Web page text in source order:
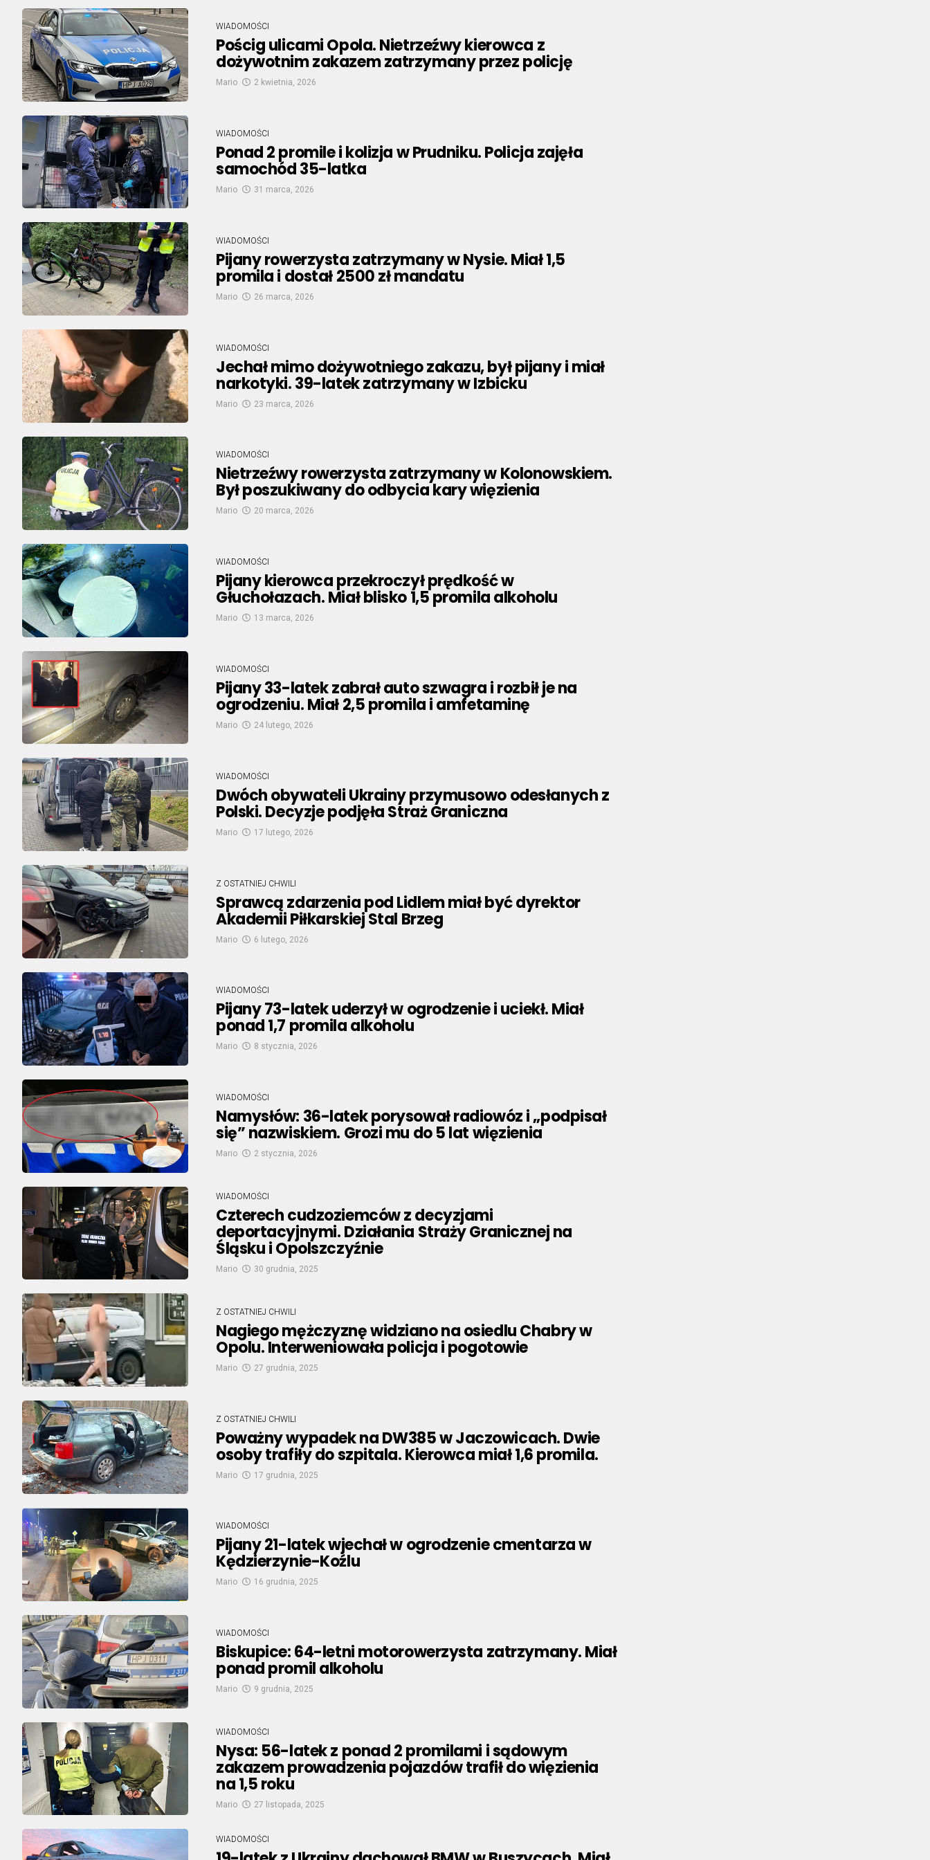
WIADOMOŚCI
Pościg ulicami Opola. Nietrzeźwy kierowca z
dożywotnim zakazem zatrzymany przez policję
Mario 2 kwietnia, 2026
WIADOMOŚCI
Ponad 2 promile i kolizja w Prudniku. Policja zajęła
samochód 35-latka
Mario 31 marca, 2026
WIADOMOŚCI
Pijany rowerzysta zatrzymany w Nysie. Miał 1,5
promila i dostał 2500 zł mandatu
Mario 26 marca, 2026
WIADOMOŚCI
Jechał mimo dożywotniego zakazu, był pijany i miał
narkotyki. 39-latek zatrzymany w Izbicku
Mario 23 marca, 2026
WIADOMOŚCI
Nietrzeźwy rowerzysta zatrzymany w Kolonowskiem.
Był poszukiwany do odbycia kary więzienia
Mario 20 marca, 2026
WIADOMOŚCI
Pijany kierowca przekroczył prędkość w
Głuchołazach. Miał blisko 1,5 promila alkoholu
Mario 13 marca, 2026
WIADOMOŚCI
Pijany 33-latek zabrał auto szwagra i rozbił je na
ogrodzeniu. Miał 2,5 promila i amfetaminę
Mario 24 lutego, 2026
WIADOMOŚCI
Dwóch obywateli Ukrainy przymusowo odesłanych z
Polski. Decyzje podjęła Straż Graniczna
Mario 17 lutego, 2026
Z OSTATNIEJ CHWILI
Sprawcą zdarzenia pod Lidlem miał być dyrektor
Akademii Piłkarskiej Stal Brzeg
Mario 6 lutego, 2026
WIADOMOŚCI
Pijany 73-latek uderzył w ogrodzenie i uciekł. Miał
ponad 1,7 promila alkoholu
Mario 8 stycznia, 2026
WIADOMOŚCI
Namysłów: 36-latek porysował radiowóz i „podpisał
się” nazwiskiem. Grozi mu do 5 lat więzienia
Mario 2 stycznia, 2026
WIADOMOŚCI
Czterech cudzoziemców z decyzjami
deportacyjnymi. Działania Straży Granicznej na
Śląsku i Opolszczyźnie
Mario 30 grudnia, 2025
Z OSTATNIEJ CHWILI
Nagiego mężczyznę widziano na osiedlu Chabry w
Opolu. Interweniowała policja i pogotowie
Mario 27 grudnia, 2025
Z OSTATNIEJ CHWILI
Poważny wypadek na DW385 w Jaczowicach. Dwie
osoby trafiły do szpitala. Kierowca miał 1,6 promila.
Mario 17 grudnia, 2025
WIADOMOŚCI
Pijany 21-latek wjechał w ogrodzenie cmentarza w
Kędzierzynie-Koźlu
Mario 16 grudnia, 2025
WIADOMOŚCI
Biskupice: 64-letni motorowerzysta zatrzymany. Miał
ponad promil alkoholu
Mario 9 grudnia, 2025
WIADOMOŚCI
Nysa: 56-latek z ponad 2 promilami i sądowym
zakazem prowadzenia pojazdów trafił do więzienia
na 1,5 roku
Mario 27 listopada, 2025
WIADOMOŚCI